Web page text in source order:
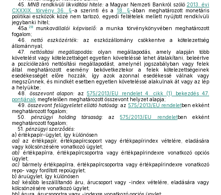
45.
MNB rendkívüli likviditási hitele:a Magyar Nemzeti Bankról szóló 2013. évi
CXXXIX. törvény 36. §-a szerinti és a 18. §-ában meghatározott monetáris
politikai eszközök közé nem tartozó, egyedi feltételek mellett nyújtott rendkívüli
jegybanki hitel;
45a. 28 munkavállalói képviselő:a munka törvénykönyvében meghatározott
fogalom;
46.
nettó eszközérték: az eszközállomány csökkentve a kötelezettség
állománnyal;
47.
nettósítási megállapodás: olyan megállapodás, amely alapján több
követelést vagy kötelezettséget egyetlen követeléssé lehet átalakítani, beleértve
a pozíciólezáró nettósítási megállapodást, amelynél jogszabályban vagy felek
által meghatározott esemény bekövetkeztekor a felek kötelezettségeinek
esedékességét előre hozzák, így azok azonnal esedékessé válnak vagy
megszűnnek, és mindkét esetben egyetlen követeléssé alakulnak át vagy az lép
a helyükbe;
48.
összevont alapon: az 575/2013/EU rendelet 4. cikk (1) bekezdés 47.
pontjának megfelelően meghatározott összevont helyzet alapja;
49.
összevont felügyeletet ellátó hatóság: az 575/2013/EU rendeletben ekként
meghatározott fogalom;
50.
pénzügyi holding társaság:az575/2013/EU rendeletben ekként
meghatározott fogalom;
51. pénzügyi szerződés:
a) értékpapír-ügylet, így különösen
aa) az értékpapír, értékpapírcsoport vagy értékpapírindex vételére, eladására
vagy kölcsönzésére vonatkozó ügylet;
ab) értékpapírra, értékpapírcsoportra vagy értékpapírindexre vonatkozó opciós
ügylet;
ac) bármely értékpapírra, értékpapírcsoportra vagy értékpapírindexre vonatkozó
repo- vagy fordított repoügylet;
b) áruügylet, így különösen
ba) később leszállítandó áru, árucsoport vagy -index vételére, eladására vagy
kölcsönzésére vonatkozó ügylet;